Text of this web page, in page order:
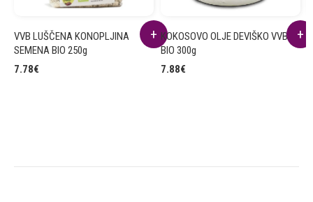
VVB LUŠČENA KONOPLJINA
SEMENA BIO 250g
7.78€
KOKOSOVO OLJE DEVIŠKO VVB
BIO 300g
7.88€